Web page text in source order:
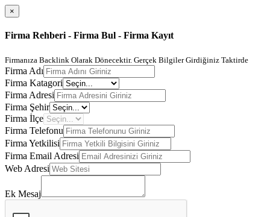
×
Firma Rehberi - Firma Bul - Firma Kayıt
Firmanıza Backlink Olarak Dönecektir. Gerçek Bilgiler Girdiğiniz Taktirde
Firma Adı
Firma Katagori
Firma Adresi
Firma Şehir
Firma İlçe
Firma Telefonu
Firma Yetkilisi
Firma Email Adresi
Web Adresi
Ek Mesaj